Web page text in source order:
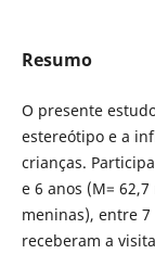
Resumo
O presente
estereótipo e a
crianças.
e 6 anos (M= 62,7
meninas), entre 7
receberam a